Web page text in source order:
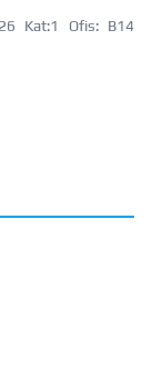
Kat:1 Ofis: B14